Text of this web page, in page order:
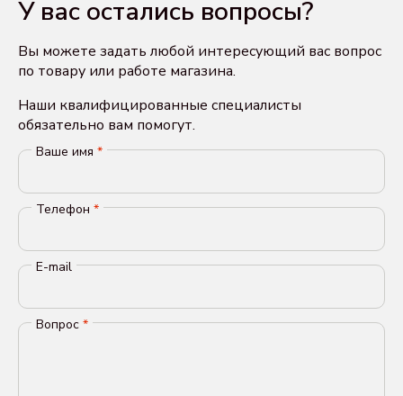
У вас остались вопросы?
Вы можете задать любой интересующий вас вопрос
по товару или работе магазина.
Наши квалифицированные специалисты
обязательно вам помогут.
Ваше имя *
Телефон *
E-mail
Вопрос *